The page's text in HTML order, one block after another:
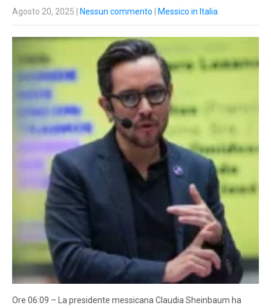
Agosto 20, 2025 Nessun commento Messico in Italia
Ore 06:09 – La presidente messicana Claudia Sheinbaum ha